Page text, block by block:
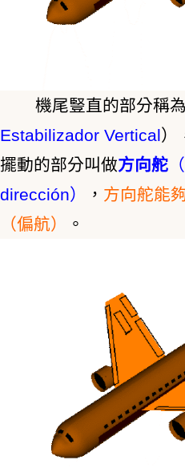
機尾豎直的部分稱為
Estabilizador Vertical）
擺動的部分叫做方向舵
dirección）
， 方向舵能
（偏航）
。